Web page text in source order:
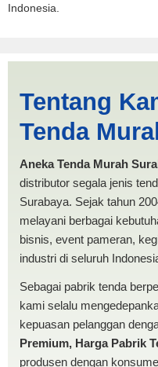
Indonesia.
PRODUKSI
MURAH
Tentang
Tenda
Aneka Tenda Murah
distributor segala jenis
Surabaya. Sejak tahun
melayani berbagai
bisnis, event pameran,
industri di seluruh
Sebagai pabrik tenda
kami selalu
kepuasan pelanggan
Premium, Harga Pabrik
produsen dengan